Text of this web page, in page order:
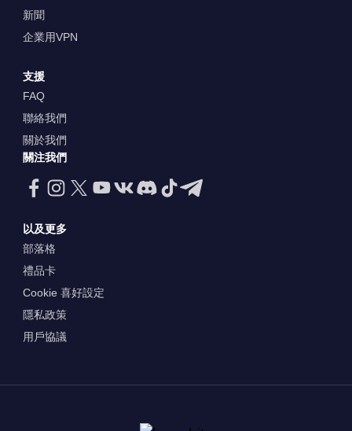
新聞
企業用VPN
支援
FAQ
聯絡我們
關於我們
關注我們
以及更多
部落格
禮品卡
Cookie 喜好設定
隱私政策
用戶協議